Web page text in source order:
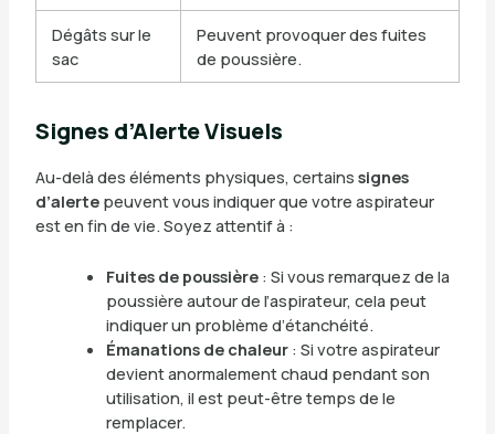
Dégâts sur le
sac
Peuvent provoquer des fuites
de poussière.
Signes d’Alerte Visuels
Au-delà des éléments physiques, certains signes
d’alertepeuvent vous indiquer que votre aspirateur
est en fin de vie. Soyez attentif à :
Fuites de poussière: Si vous remarquez de la
poussière autour de l’aspirateur, cela peut
indiquer un problème d’étanchéité.
Émanations de chaleur: Si votre aspirateur
devient anormalement chaud pendant son
utilisation, il est peut-être temps de le
remplacer.